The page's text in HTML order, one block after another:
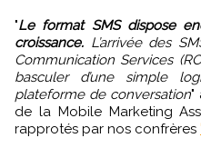
"Le format SMS dispose
croissance. L’arrivée des
Communication Services
basculer d’une simple
plateforme de conversation"
de la Mobile Marketing
rapprotés par nos confrères